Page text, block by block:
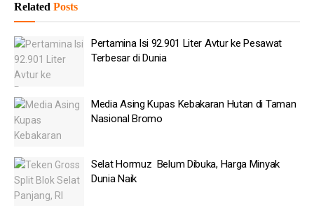
Dunia
Media Asing Kupas Kebakaran Hutan di Taman Nasional
Bromo
Selat Hormuz Belum Dibuka, Harga Minyak Dunia Naik
Politikus: Wajar Elektabilitas Prabowo Tinggi
100 Sekolah Rakyat Beroperasi pada Akhir Agustus
Zulhas Akui Ada Program Pemerintah Belum Optimal
Usulan itu muncul setelah BNPB melakukan evaluasi terhadap
Related Posts
Pertamina Isi 92.901 Liter Avtur ke Pesawat
Terbesar di Dunia
Media Asing Kupas Kebakaran Hutan di Taman
Nasional Bromo
Selat Hormuz Belum Dibuka, Harga Minyak
Dunia Naik